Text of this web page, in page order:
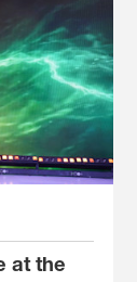
at the